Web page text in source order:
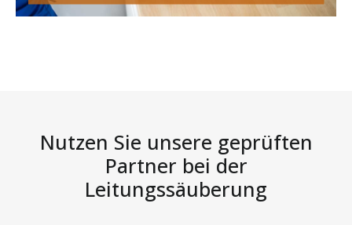
Nutzen Sie unsere geprüften
Partner bei der
Leitungssäuberung